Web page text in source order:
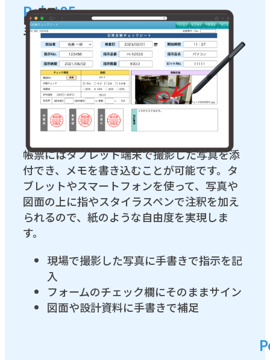
Point05
手書き機能
帳票にはタブレット端末で撮影した写真を添
付でき、メモを書き込むことが可能です。タ
ブレットやスマートフォンを使って、写真や
図面の上に指やスタイラスペンで注釈を加え
られるので、紙のような自由度を実現しま
す。
現場で撮影した写真に手書きで指示を記
入
フォームのチェック欄にそのままサイン
図面や設計資料に手書きで補足